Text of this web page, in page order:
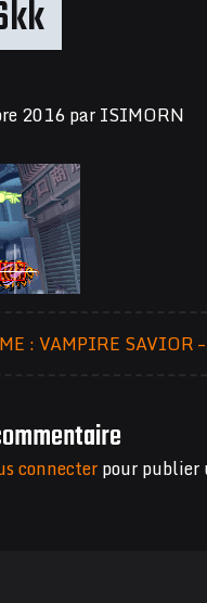
2016parISIMORN
: VAMPIRE SAVIOR
connecterpour publier